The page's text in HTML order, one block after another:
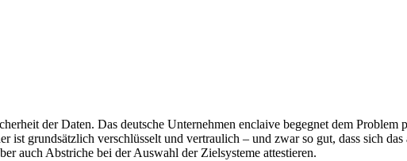
der Daten. Das deutsche Unternehmen enclaive begegnet dem
grundsätzlich verschlüsselt und vertraulich – und zwar so gut, dass sich
auch Abstriche bei der Auswahl der Zielsysteme attestieren.